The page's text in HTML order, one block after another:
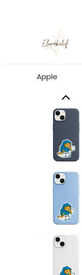
Apple